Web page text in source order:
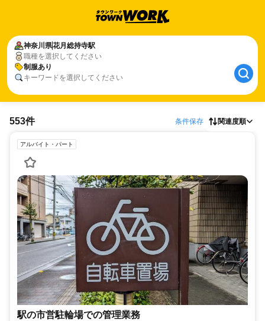
神奈川県花月総持寺駅
職種を選択してください
制服あり
キーワードを選択してください
553件 条件保存 関連度順
アルバイト・パート
駅の市営駐輪場での管理業務